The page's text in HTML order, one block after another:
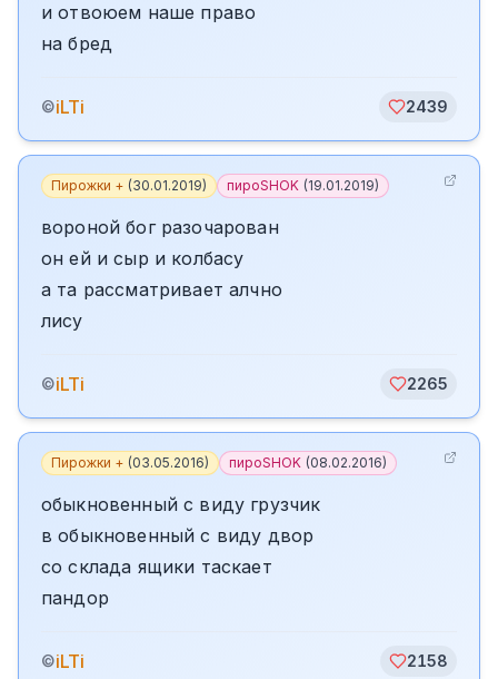
и отвоюем наше право
на бред
©iLTi 2439
Пирожки + (30.01.2019) пироSHOK (19.01.2019)
вороной бог разочарован
он ей и сыр и колбасу
а та рассматривает алчно
лису
©iLTi 2265
Пирожки + (03.05.2016) пироSHOK (08.02.2016)
обыкновенный с виду грузчик
в обыкновенный с виду двор
со склада ящики таскает
пандор
©iLTi 2158